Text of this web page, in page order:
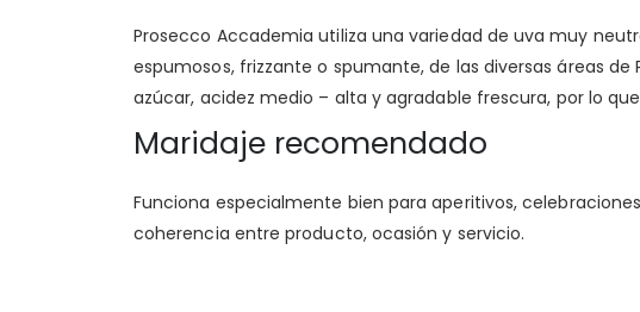
Prosecco Accademia utiliza una variedad de uva muy
espumosos, frizzante o spumante, de las diversas áreas
azúcar, acidez medio – alta y agradable frescura, por lo
Maridaje recomendado
Funciona especialmente bien para aperitivos,
coherencia entre producto, ocasión y servicio.